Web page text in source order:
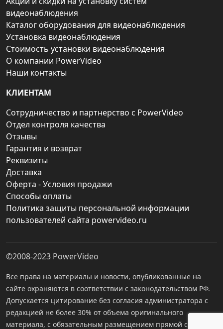
видеонаблюдения
Каталог оборудования для видеонаблюдения
Установка видеонаблюдения
Стоимость установки видеонаблюдения
О компании PowerVideo
Наши контакты
КЛИЕНТАМ
Сотрудничество и партнерство с PowerVideo
Отдел контроля качества
Отзывы
Гарантия и возврат
Реквизиты
Доставка
Оферта - Условия продажи
Способы оплаты
Политика защиты персональной информации
пользователей сайта powervideo.ru
©2008-2023 PowerVideo
Все права на материалы и новости, опубликованные на
сайте охраняются в соответствии с законодательством РФ.
Допускается цитирование без согласия администратора с
редакцией не более 30% от объема оригинального
материала, с обязательным размещением прямой ссылки